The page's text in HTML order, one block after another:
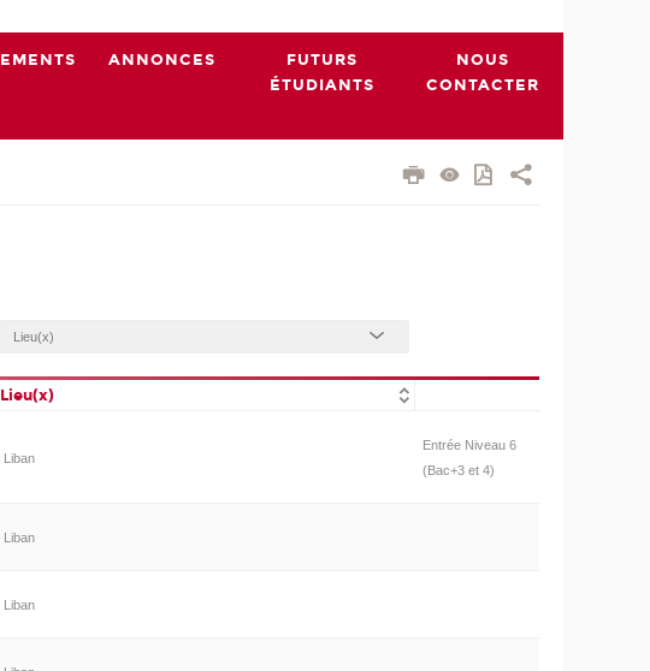
ANNONCES
FUTURS
ÉTUDIANTS
NOUS
CONTACTER
Lieu(x)
Liban
Entrée Niveau 6
(Bac+3 et 4)
Liban
Liban